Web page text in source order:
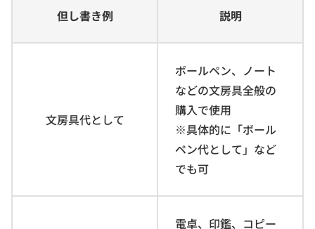
但し書き例 説明
文房具代として
ボールペン、ノート
などの文房具全般の
購入で使用
※具体的に「ボール
ペン代として」など
でも可
電卓、印鑑、コピー